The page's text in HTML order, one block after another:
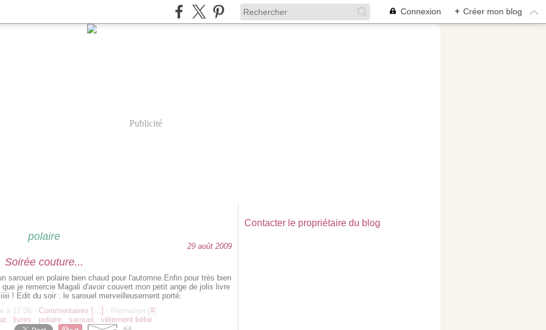
Connexion + Créer mon blog
Publicité
polaire
29 août 2009
Soirée couture...
sarouel en polaire bien chaud pour l'automne.Enfin pour très bien
je remercie Magali d'avoir couvert mon petit ange de jolis livre
! Edit du soir : le sarouel merveilleusement porté.
à 12:06 - Commentaires […] - Permalien [ #
, livres, polaire, sarouel , vêtement bébé
Contacter le propriétaire du blog